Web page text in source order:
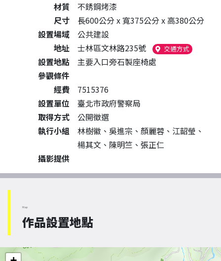
材質
不銹鋼烤漆
尺寸
長600公分 x 寬375公分 x 高380公分
設置場域
公共建設
地址
士林區文林路235號 交通方式（另開新
設置地點
主要入口旁石製座椅處
參觀條件
經費
7515376
設置單位
臺北市政府警察局
取得方式
公開徵選
執行小組
林樹徽、吳進宗、顏麗蓉、江韶瑩、
楊其文、陳明竺、張正仁
攝影提供
Map
作品設置地點